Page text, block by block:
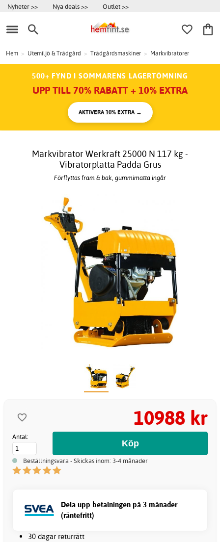
Nyheter >> Nya deals >> Outlet >>
Hem > Utemiljö & Trädgård > Trädgårdsmaskiner > Markvibratorer
500+ FYND I SOMMARENS LAGERTÖMNING
UPP TILL 70% RABATT + 10% EXTRA
AKTIVERA 10% EXTRA →
Markvibrator Werkraft 25000 N 117 kg -
Vibratorplatta Padda Grus
Förflyttas fram & bak, gummimatta ingår
10988 kr
Antal:
Beställningsvara - Skickas inom: 3-4 månader
Dela upp betalningen på 3 månader
(räntefritt)
30 dagar returrätt